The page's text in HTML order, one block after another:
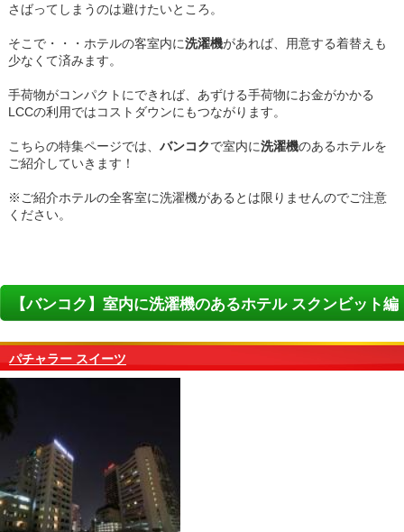
さばってしまうのは避けたいところ。
そこで・・・ホテルの客室内に洗濯機があれば、用意する着替えも
少なくて済みます。
手荷物がコンパクトにできれば、あずける手荷物にお金がかかる
LCCの利用ではコストダウンにもつながります。
こちらの特集ページでは、 バンコクで室内に洗濯機のあるホテルを
ご紹介していきます！
※ご紹介ホテルの全客室に洗濯機があるとは限りませんのでご注意
ください。
【バンコク】室内に洗濯機のあるホテル スクンビット編
パチャラー スイーツ